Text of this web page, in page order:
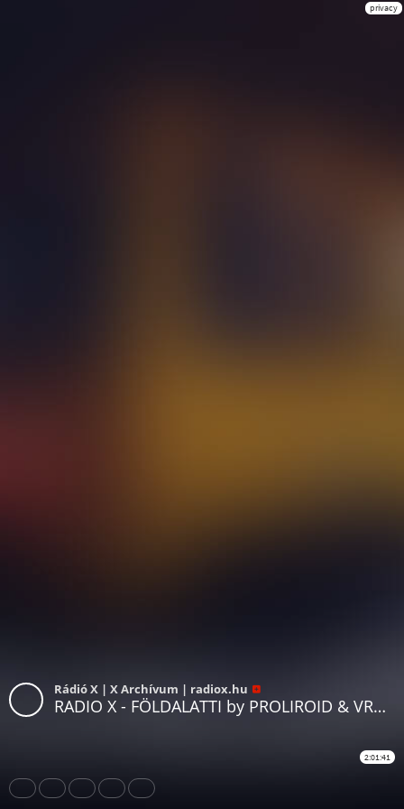
privacy
Rádió X | X Archívum | radiox.hu
RADIO X - FÖLDALATTI by PROLIROID & VRAMA - 2025.02.08
2:01:41
Share Like Repost